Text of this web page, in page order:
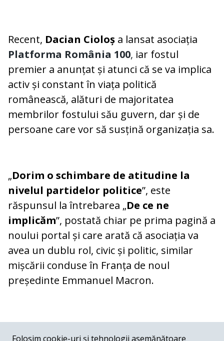
Recent, Dacian Cioloș a lansat asociația
Platforma România 100, iar fostul
premier a anunțat și atunci că se va implica
activ și constant în viața politică
românească, alături de majoritatea
membrilor fostului său guvern, dar și de
persoane care vor să susțină organizația sa.
„Dorim o schimbare de atitudine la
nivelul partidelor politice”, este
răspunsul la întrebarea „De ce ne
implicăm”, postată chiar pe prima pagină a
noului portal și care arată că asociația va
avea un dublu rol, civic și politic, similar
mișcării conduse în Franța de noul
președinte Emmanuel Macron.
COMENTARII
Folosim cookie-uri și tehnologii asemănătoare